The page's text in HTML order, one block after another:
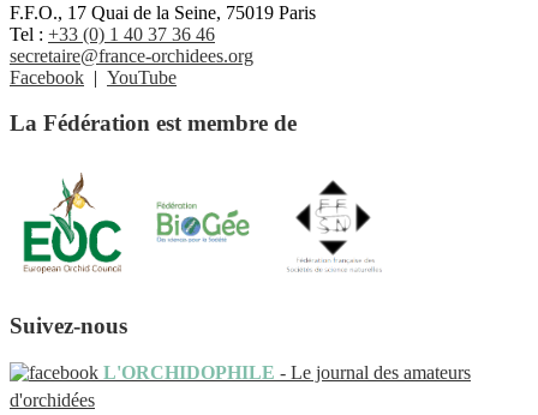
F.F.O., 17 Quai de la Seine, 75019 Paris
Tel : +33 (0) 1 40 37 36 46
secretaire@france-orchidees.org
Facebook | YouTube
La Fédération est membre de
Suivez-nous
L'ORCHIDOPHILE - Le journal des amateurs
d'orchidées